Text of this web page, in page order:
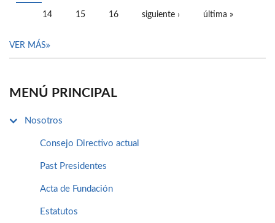
14 15 16 siguiente › última »
VER MÁS
MENÚ PRINCIPAL
Nosotros
Consejo Directivo actual
Past Presidentes
Acta de Fundación
Estatutos